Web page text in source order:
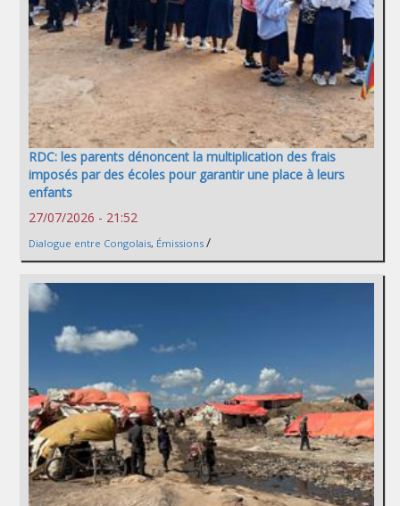
RDC: les parents dénoncent la multiplication des frais
imposés par des écoles pour garantir une place à leurs
enfants
27/07/2026 - 21:52
Dialogue entre Congolais, Émissions /